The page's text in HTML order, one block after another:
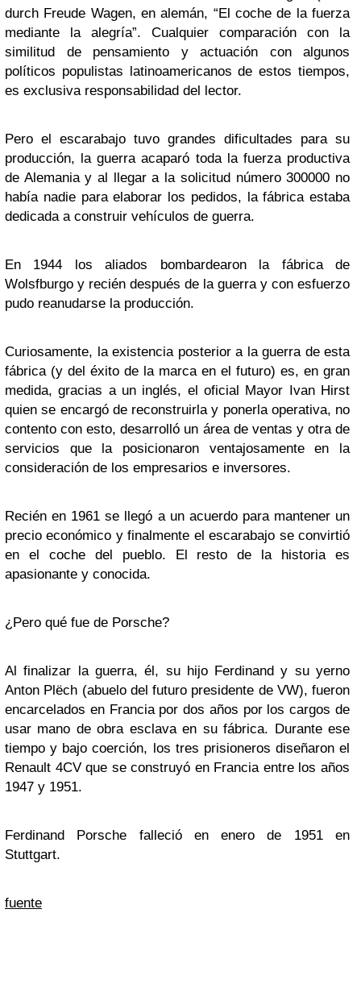
durch Freude Wagen, en alemán, “El coche de la fuerza
mediante la alegría”. Cualquier comparación con la
similitud de pensamiento y actuación con algunos
políticos populistas latinoamericanos de estos tiempos,
es exclusiva responsabilidad del lector.
Pero el escarabajo tuvo grandes dificultades para su
producción, la guerra acaparó toda la fuerza productiva
de Alemania y al llegar a la solicitud número 300000 no
había nadie para elaborar los pedidos, la fábrica estaba
dedicada a construir vehículos de guerra.
En 1944 los aliados bombardearon la fábrica de
Wolsfburgo y recién después de la guerra y con esfuerzo
pudo reanudarse la producción.
Curiosamente, la existencia posterior a la guerra de esta
fábrica (y del éxito de la marca en el futuro) es, en gran
medida, gracias a un inglés, el oficial Mayor Ivan Hirst
quien se encargó de reconstruirla y ponerla operativa, no
contento con esto, desarrolló un área de ventas y otra de
servicios que la posicionaron ventajosamente en la
consideración de los empresarios e inversores.
Recién en 1961 se llegó a un acuerdo para mantener un
precio económico y finalmente el escarabajo se convirtió
en el coche del pueblo. El resto de la historia es
apasionante y conocida.
¿Pero qué fue de Porsche?
Al finalizar la guerra, él, su hijo Ferdinand y su yerno
Anton Plëch (abuelo del futuro presidente de VW), fueron
encarcelados en Francia por dos años por los cargos de
usar mano de obra esclava en su fábrica. Durante ese
tiempo y bajo coerción, los tres prisioneros diseñaron el
Renault 4CV que se construyó en Francia entre los años
1947 y 1951.
Ferdinand Porsche falleció en enero de 1951 en
Stuttgart.
fuente